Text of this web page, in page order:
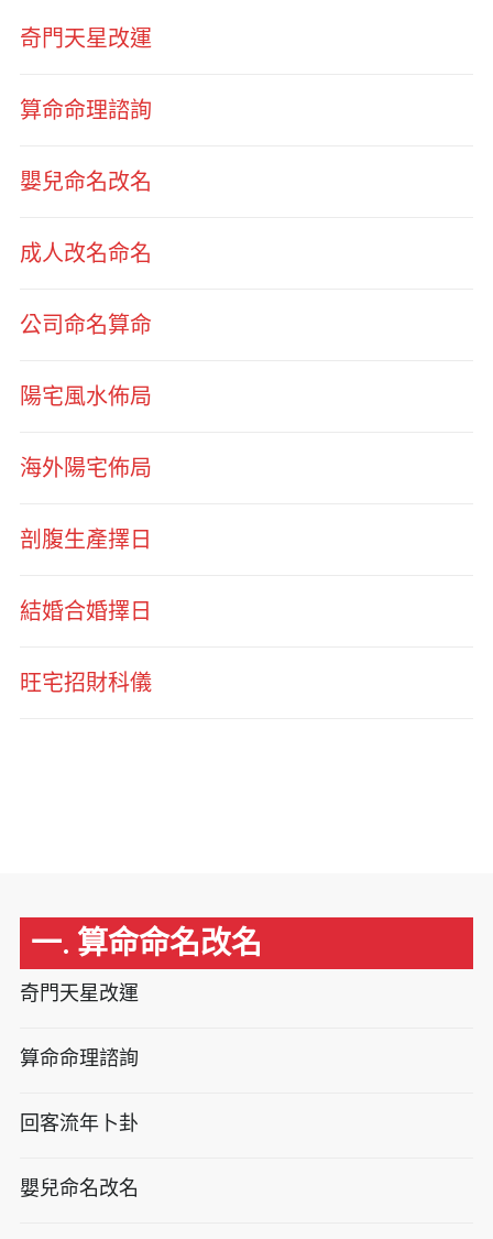
奇門天星改運
算命命理諮詢
嬰兒命名改名
成人改名命名
公司命名算命
陽宅風水佈局
海外陽宅佈局
剖腹生產擇日
結婚合婚擇日
旺宅招財科儀
一. 算命命名改名
奇門天星改運
算命命理諮詢
回客流年卜卦
嬰兒命名改名